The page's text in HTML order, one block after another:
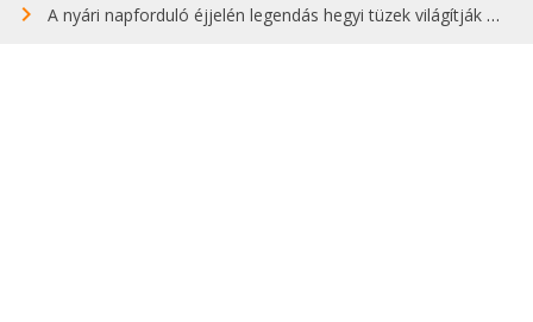
A nyári napforduló éjjelén legendás hegyi tüzek világítják meg Zugspitzét